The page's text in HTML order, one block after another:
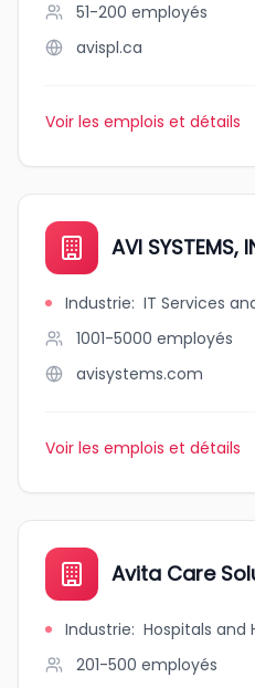
51-200 employés
avispl.ca
Voir les emplois et détails
AVI SYSTEMS,
Industrie: IT Services
1001-5000 employés
avisystems.com
Voir les emplois et détails
Avita Care
Industrie: Hospitals and
201-500 employés